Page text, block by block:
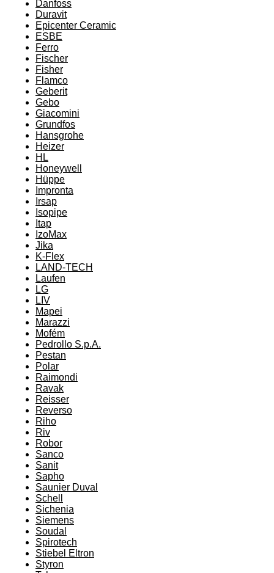
Danfoss
Duravit
Epicenter Ceramic
ESBE
Ferro
Fischer
Fisher
Flamco
Geberit
Gebo
Giacomini
Grundfos
Hansgrohe
Heizer
HL
Honeywell
Hüppe
Impronta
Irsap
Isopipe
Itap
IzoMax
Jika
K-Flex
LAND-TECH
Laufen
LG
LIV
Mapei
Marazzi
Mofém
Pedrollo S.p.A.
Pestan
Polar
Raimondi
Ravak
Reisser
Reverso
Riho
Riv
Robor
Sanco
Sanit
Sapho
Saunier Duval
Schell
Sichenia
Siemens
Soudal
Spirotech
Stiebel Eltron
Styron